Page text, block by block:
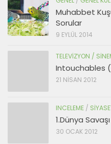
Muhabbet
Sorular
9 EYLÜL 2014
TELEVIZYON /
Intouchables
21 NISAN 2012
INCELEME /
1.Dünya
30 OCAK 2012